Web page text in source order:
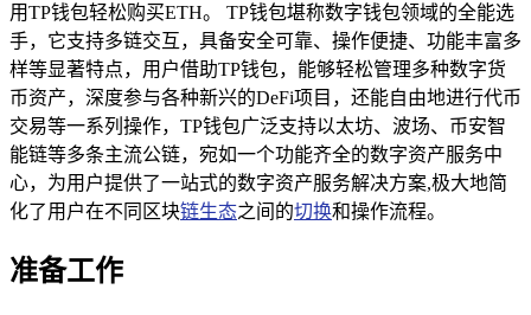
用TP钱包轻松购买ETH。 TP钱包堪称数字钱包领域的全能选
手，它支持多链交互，具备安全可靠、操作便捷、功能丰富多
样等显著特点，用户借助TP钱包，能够轻松管理多种数字货
币资产，深度参与各种新兴的DeFi项目，还能自由地进行代币
交易等一系列操作，TP钱包广泛支持以太坊、波场、币安智
能链等多条主流公链，宛如一个功能齐全的数字资产服务中
心，为用户提供了一站式的数字资产服务解决方案,极大地简
化了用户在不同区块链生态之间的切换和操作流程。
准备工作